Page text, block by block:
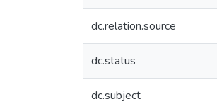
dc.relation.source
dc.status
dc.subject